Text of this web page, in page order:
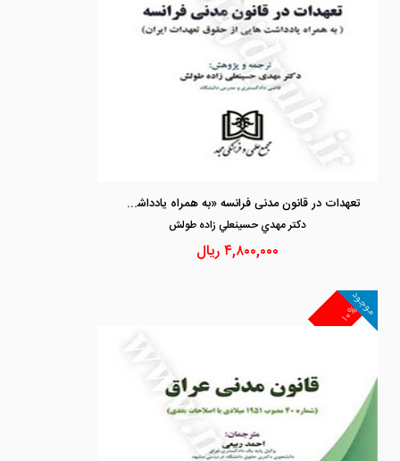
تعهدات در قانون مدنی فرانسه «به همراه یادداشت های ی از حقوق تعهدات ایران»
دكتر مهدي حسينعلي زاده طولش
۴,۸۰۰,۰۰۰ریال
۱۰%
موجود